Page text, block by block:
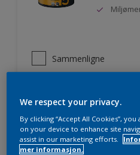
Sammenligne
Nordsjö Professional 7
We respect your privacy.
By clicking “Accept All Cookies”,
on your device to enhance site
assist in our marketing efforts.
mer informasjon.